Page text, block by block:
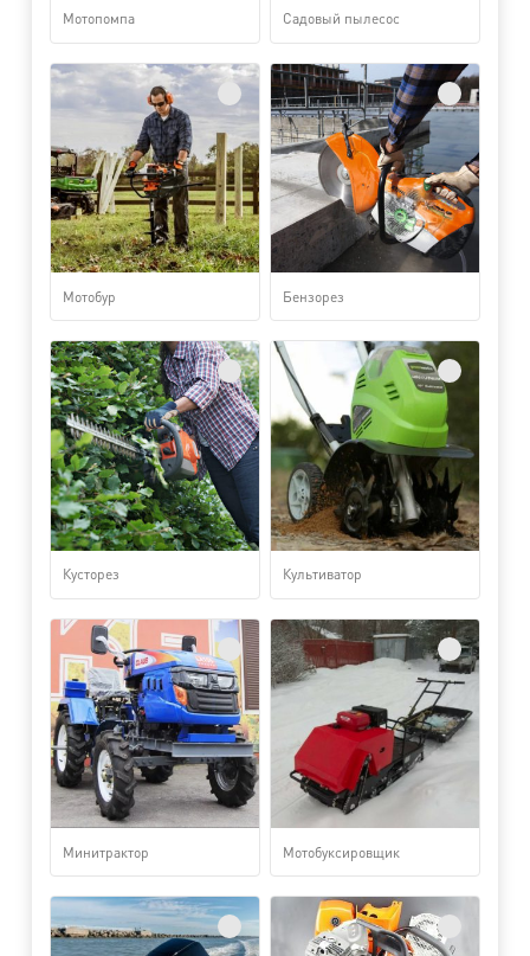
Мотопомпа Садовый пылесос
Мотобур Бензорез
Кусторез Культиватор
Минитрактор Мотобуксировщик